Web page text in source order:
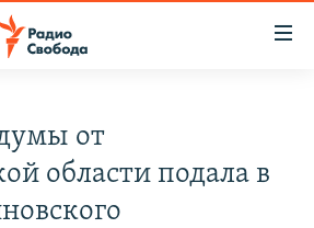
от
области подала в